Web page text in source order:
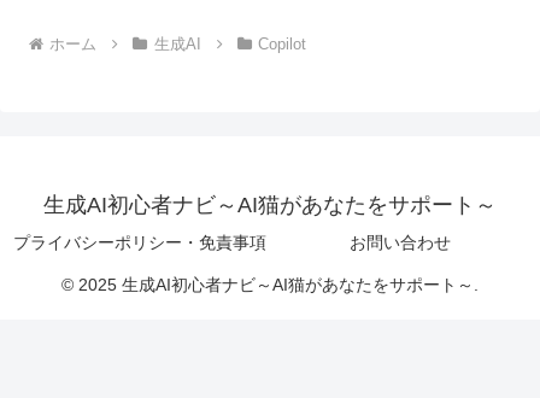
ホーム 生成AI Copilot
生成AI初心者ナビ～AI猫があなたをサポート～
プライバシーポリシー・免責事項 お問い合わせ
© 2025 生成AI初心者ナビ～AI猫があなたをサポート～.